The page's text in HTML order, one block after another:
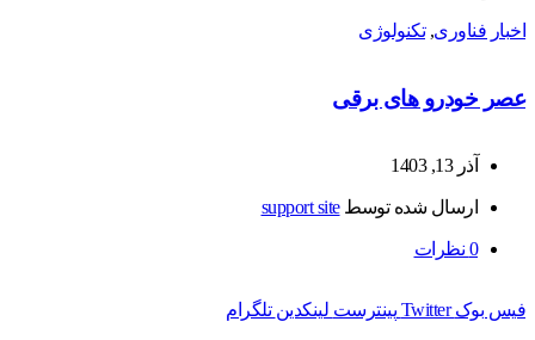
اخبار فناوری,تکنولوژی
عصر خودرو های برقی
آذر 13, 1403
ارسال شده توسطsupport site
0 نظرات
فیس بوک Twitter پینترست لینکدین تلگرام